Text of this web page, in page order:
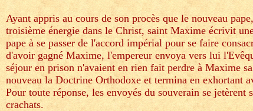
Ayant appris au cours de son procès que le nouveau
troisième énergie dans le Christ, saint Maxime écrivit
pape à se passer de l'accord impérial pour se faire
d'avoir gagné Maxime, l'empereur envoya vers lui
séjour en prison n'avaient en rien fait perdre à Maxime
nouveau la Doctrine Orthodoxe et termina en exhortant
Pour toute réponse, les envoyés du souverain se
crachats.